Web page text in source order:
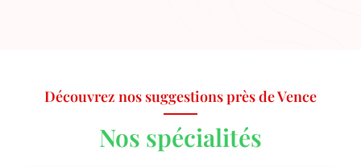
Découvrez nos suggestions près de Vence
Nos spécialités